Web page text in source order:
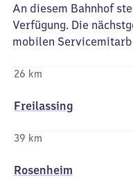
An diesem Bahnhof
Verfügung. Die
mobilen
26 km
Freilassing
39 km
Rosenheim